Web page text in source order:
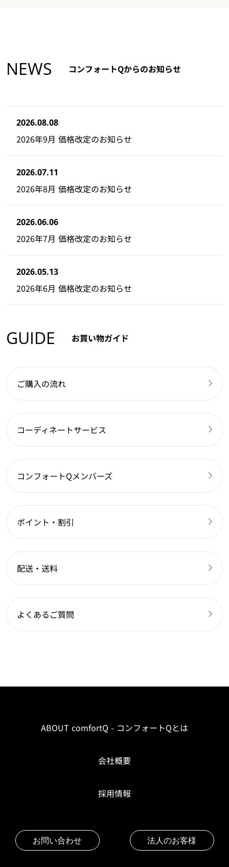
NEWS コンフォートQからのお知らせ
2026.08.08
2026年9月 価格改定のお知らせ
2026.07.11
2026年8月 価格改定のお知らせ
2026.06.06
2026年7月 価格改定のお知らせ
2026.05.13
2026年6月 価格改定のお知らせ
GUIDE お買い物ガイド
ご購入の流れ
コーディネートサービス
コンフォートQメンバーズ
ポイント・割引
配送・送料
よくあるご質問
ABOUT comfortQ - コンフォートQとは
会社概要
採用情報
お問い合わせ 法人のお客様